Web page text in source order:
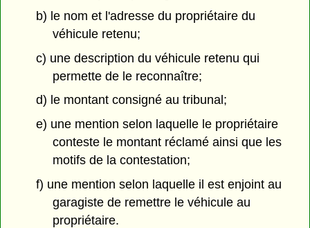
b) le nom et l'adresse du propriétaire du
véhicule retenu;
c) une description du véhicule retenu qui
permette de le reconnaître;
d) le montant consigné au tribunal;
e) une mention selon laquelle le propriétaire
conteste le montant réclamé ainsi que les
motifs de la contestation;
f) une mention selon laquelle il est enjoint au
garagiste de remettre le véhicule au
propriétaire.